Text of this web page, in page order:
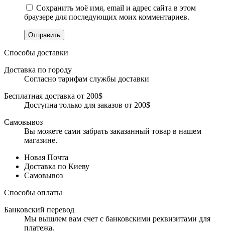
Сохранить моё имя, email и адрес сайта в этом
браузере для последующих моих комментариев.
Отправить
Способы доставки
Доставка по городу
Согласно тарифам службы доставки
Бесплатная доставка от 200$
Доступна только для заказов от 200$
Самовывоз
Вы можете сами забрать заказанный товар в нашем
магазине.
Новая Почта
Доставка по Киеву
Самовывоз
Способы оплаты
Банковский перевод
Мы вышлем вам счет с банковскими реквизитами для
платежа.